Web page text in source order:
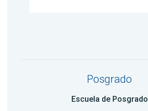
Posgrado
Escuela de Posgrado